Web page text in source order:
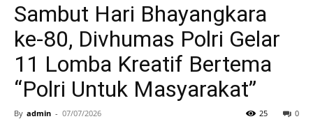
Sambut Hari Bhayangkara
ke-80, Divhumas Polri Gelar
11 Lomba Kreatif Bertema
“Polri Untuk Masyarakat”
By admin - 07/07/2026 0
25